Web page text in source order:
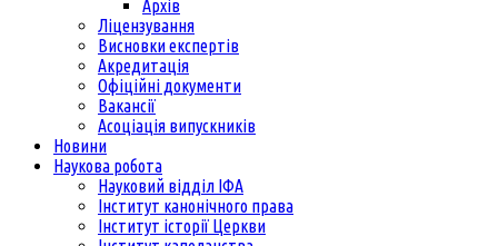
Архів
Ліцензування
Висновки експертів
Акредитація
Офіційні документи
Вакансії
Асоціація випускників
Новини
Наукова робота
Науковий відділ ІФА
Інститут канонічного права
Інститут історії Церкви